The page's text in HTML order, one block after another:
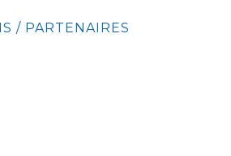
/ PARTENAIRES